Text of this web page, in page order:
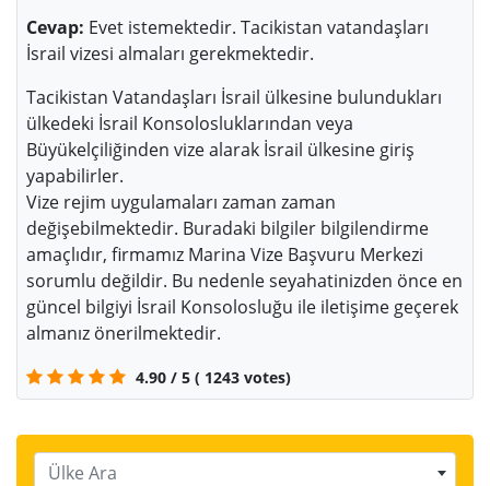
Cevap: Evet istemektedir. Tacikistan vatandaşları
İsrail vizesi almaları gerekmektedir.
Tacikistan Vatandaşları İsrail ülkesine bulundukları
ülkedeki İsrail Konsolosluklarından veya
Büyükelçiliğinden vize alarak İsrail ülkesine giriş
yapabilirler.
Vize rejim uygulamaları zaman zaman
değişebilmektedir. Buradaki bilgiler bilgilendirme
amaçlıdır, firmamız Marina Vize Başvuru Merkezi
sorumlu değildir. Bu nedenle seyahatinizden önce en
güncel bilgiyi İsrail Konsolosluğu ile iletişime geçerek
almanız önerilmektedir.
4.90 / 5 ( 1243 votes)
Ülke Ara